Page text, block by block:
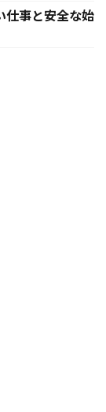
仕事と安全な始